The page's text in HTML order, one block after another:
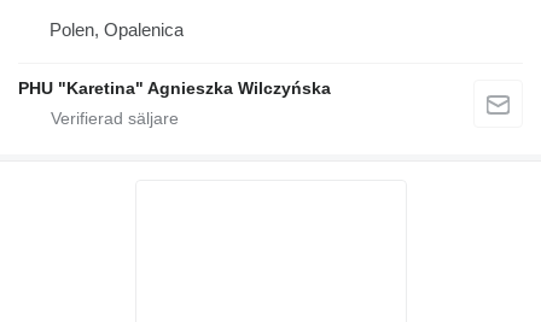
Polen, Opalenica
PHU "Karetina" Agnieszka Wilczyńska